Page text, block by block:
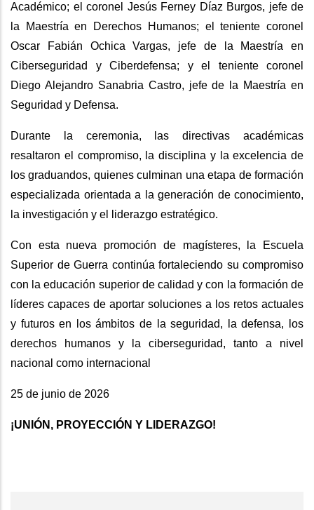
Académico; el coronel Jesús Ferney Díaz Burgos, jefe de
la Maestría en Derechos Humanos; el teniente coronel
Oscar Fabián Ochica Vargas, jefe de la Maestría en
Ciberseguridad y Ciberdefensa; y el teniente coronel
Diego Alejandro Sanabria Castro, jefe de la Maestría en
Seguridad y Defensa.
Durante la ceremonia, las directivas académicas
resaltaron el compromiso, la disciplina y la excelencia de
los graduandos, quienes culminan una etapa de formación
especializada orientada a la generación de conocimiento,
la investigación y el liderazgo estratégico.
Con esta nueva promoción de magísteres, la Escuela
Superior de Guerra continúa fortaleciendo su compromiso
con la educación superior de calidad y con la formación de
líderes capaces de aportar soluciones a los retos actuales
y futuros en los ámbitos de la seguridad, la defensa, los
derechos humanos y la ciberseguridad, tanto a nivel
nacional como internacional
25 de junio de 2026
¡UNIÓN, PROYECCIÓN Y LIDERAZGO!